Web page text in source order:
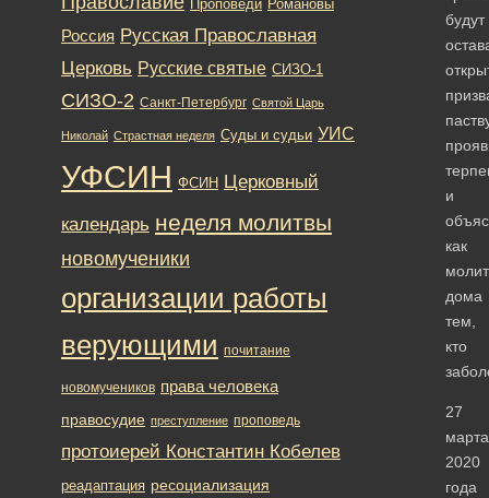
будут
и
как
дома
тем,
кто
27
марта
2020
года
Проповеди Романовы
Россия Русская Православная
Церковь Русские святые СИЗО-1
СИЗО-2 Санкт-Петербург Святой Царь
Николай Страстная неделя Суды и судьи УИС
УФСИН ФСИН Церковный
календарь неделя молитвы
новомученики
организации работы
верующими почитание
новомучеников права человека
правосудие преступление проповедь
протоиерей Константин Кобелев
реадаптация ресоциализация